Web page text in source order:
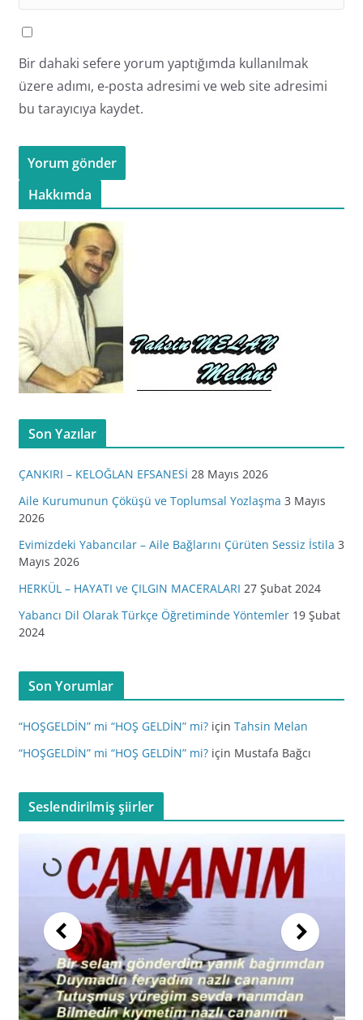
Bir dahaki sefere yorum yaptığımda kullanılmak
üzere adımı, e-posta adresimi ve web site adresimi
bu tarayıcıya kaydet.
Hakkımda
Son Yazılar
ÇANKIRI – KELOĞLAN EFSANESİ 28 Mayıs 2026
Aile Kurumunun Çöküşü ve Toplumsal Yozlaşma 3 Mayıs
2026
Evimizdeki Yabancılar – Aile Bağlarını Çürüten Sessiz İstila 3
Mayıs 2026
HERKÜL – HAYATI ve ÇILGIN MACERALARI 27 Şubat 2024
Yabancı Dil Olarak Türkçe Öğretiminde Yöntemler 19 Şubat
2024
Son Yorumlar
“HOŞGELDİN” mi “HOŞ GELDİN” mi?için Tahsin Melan
“HOŞGELDİN” mi “HOŞ GELDİN” mi?için Mustafa Bağcı
Seslendirilmiş şiirler